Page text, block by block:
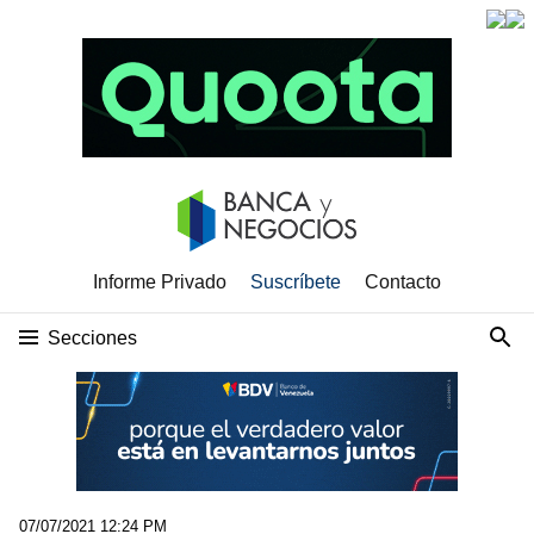
Informe Privado Suscríbete Contacto
Secciones
07/07/2021 12:24 PM